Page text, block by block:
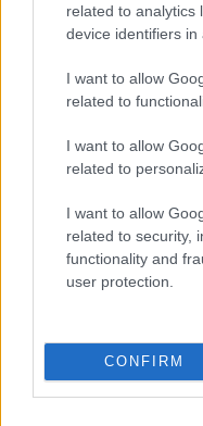
related to analytics
device identifiers in
I want to allow
related to
I want to allow
related to
I want to allow
related to security,
functionality and
user protection.
CONFIRM
Τέλος, αναφέρει
έσπευσαν στο
και μετά από
τονίζοντας πόσο
ΟΛΕΣ ΟΙ ΕΙΔΗΣΕΙΣ
Οριστική
εκλογές:
μετά
Καρολάιν